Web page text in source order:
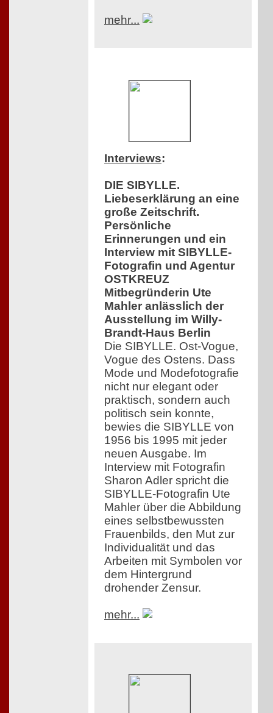
mehr...
Interviews:
DIE SIBYLLE.
Liebeserklärung an eine
große Zeitschrift.
Persönliche
Erinnerungen und ein
Interview mit SIBYLLE-
Fotografin und Agentur
OSTKREUZ
Mitbegründerin Ute
Mahler anlässlich der
Ausstellung im Willy-
Brandt-Haus Berlin
Die SIBYLLE. Ost-Vogue,
Vogue des Ostens. Dass
Mode und Modefotografie
nicht nur elegant oder
praktisch, sondern auch
politisch sein konnte,
bewies die SIBYLLE von
1956 bis 1995 mit jeder
neuen Ausgabe. Im
Interview mit Fotografin
Sharon Adler spricht die
SIBYLLE-Fotografin Ute
Mahler über die Abbildung
eines selbstbewussten
Frauenbilds, den Mut zur
Individualität und das
Arbeiten mit Symbolen vor
dem Hintergrund
drohender Zensur.
mehr...